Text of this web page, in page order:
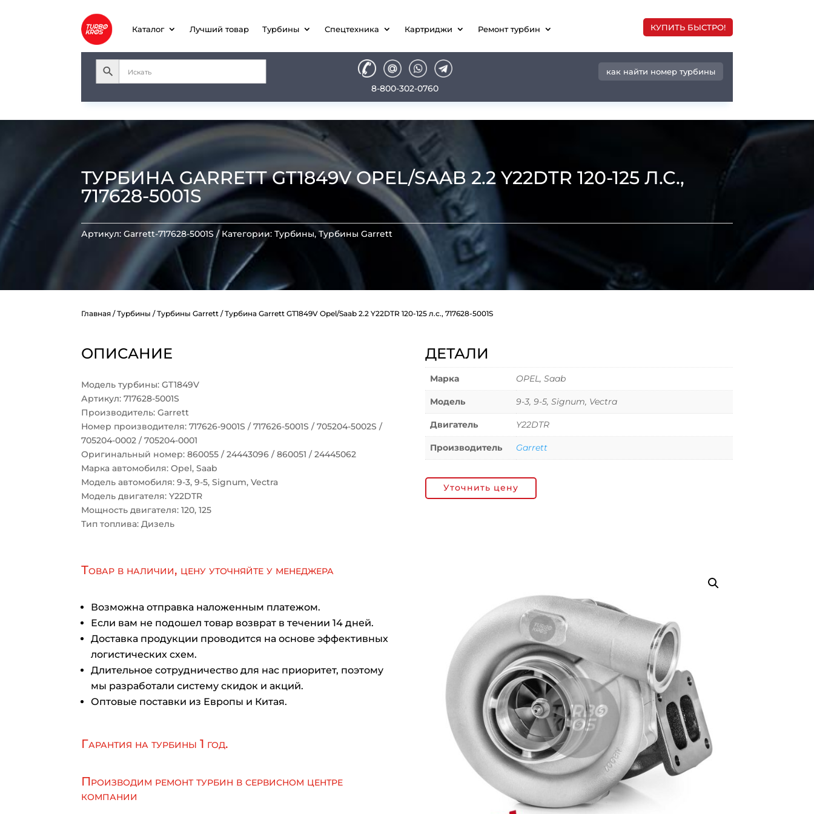
Каталог Лучший товар Турбины Спецтехника Картриджи Ремонт турбин КУПИТЬ БЫСТРО!
8-800-302-0760
как найти номер турбины
ТУРБИНА GARRETT GT1849V OPEL/SAAB 2.2 Y22DTR 120-125 Л.С.,
717628-5001S
Артикул:Garrett-717628-5001S Категории:Турбины,Турбины Garrett
Главная /Турбины /Турбины Garrett / Турбина Garrett GT1849V Opel/Saab 2.2 Y22DTR 120-125 л.с., 717628-5001S
ОПИСАНИЕ
Модель турбины: GT1849V
Артикул: 717628-5001S
Производитель: Garrett
Номер производителя: 717626-9001S / 717626-5001S / 705204-5002S /
705204-0002 / 705204-0001
Оригинальный номер: 860055 / 24443096 / 860051 / 24445062
Марка автомобиля: Opel, Saab
Модель автомобиля: 9-3, 9-5, Signum, Vectra
Модель двигателя: Y22DTR
Мощность двигателя: 120, 125
Тип топлива: Дизель
ДЕТАЛИ
Марка OPEL, Saab
Модель 9-3, 9-5, Signum, Vectra
Двигатель Y22DTR
Производитель Garrett
Уточнить цену
Товар в наличии, цену уточняйте у менеджера
Возможна отправка наложенным платежом.
Если вам не подошел товар возврат в течении 14 дней.
Доставка продукции проводится на основе эффективных
логистических схем.
Длительное сотрудничество для нас приоритет, поэтому
мы разработали систему скидок и акций.
Оптовые поставки из Европы и Китая.
Гарантия на турбины 1 год.
Производим ремонт турбин в сервисном центре
компании